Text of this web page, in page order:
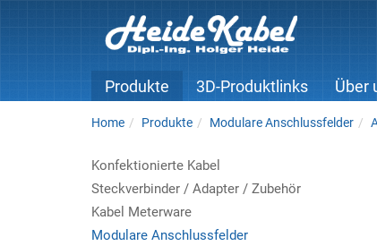
Produkte 3D-Produktlinks Über
Home Produkte Modulare Anschlussfelder
Konfektionierte Kabel
Steckverbinder / Adapter / Zubehör
Kabel Meterware
Modulare Anschlussfelder